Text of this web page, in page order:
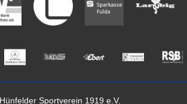
Hünfelder Sportverein 1919 e.V.